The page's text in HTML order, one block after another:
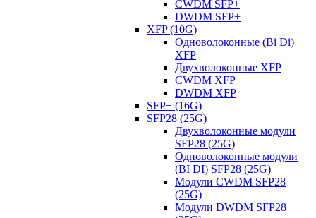
CWDM SFP+
DWDM SFP+
XFP (10G)
Одноволоконные (Bi Di)
XFP
Двухволоконные XFP
CWDM XFP
DWDM XFP
SFP+ (16G)
SFP28 (25G)
Двухволоконные модули
SFP28 (25G)
Одноволоконные модули
(BI DI) SFP28 (25G)
Модули CWDM SFP28
(25G)
Модули DWDM SFP28